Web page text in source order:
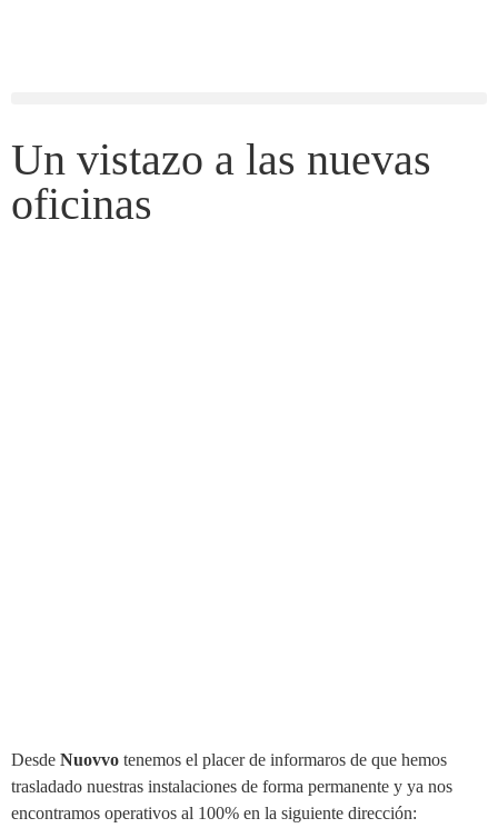
Un vistazo a las nuevas
oficinas
Desde Nuovvo tenemos el placer de informaros de que hemos
trasladado nuestras instalaciones de forma permanente y ya nos
encontramos operativos al 100% en la siguiente dirección: